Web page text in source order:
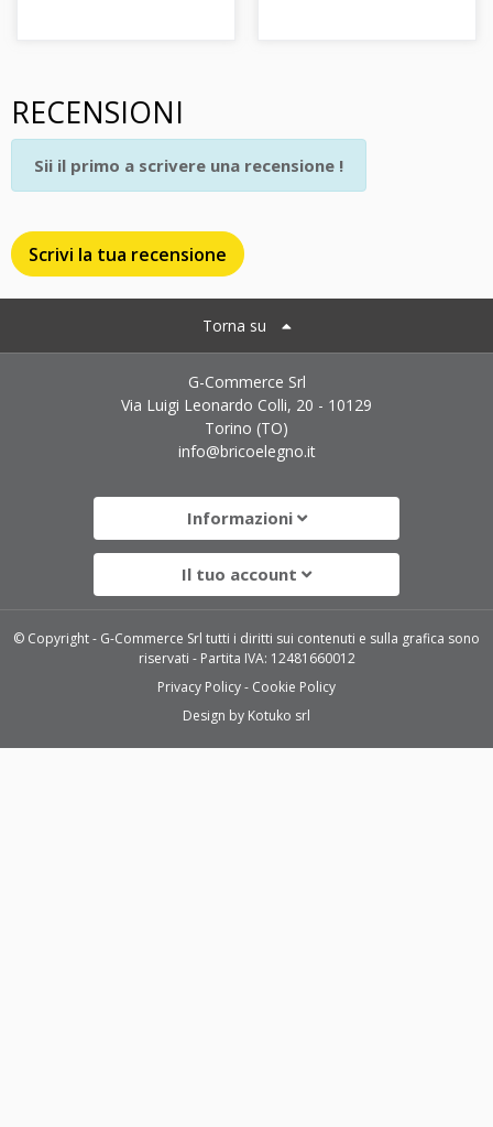
RECENSIONI
Scrivi la tua recensione
Sii il primo a scrivere una recensione !
Torna su
G-Commerce Srl
Via Luigi Leonardo Colli, 20 - 10129
Torino (TO)
info@bricoelegno.it
Informazioni
Il tuo account
© Copyright - G-Commerce Srl tutti i diritti sui contenuti e sulla grafica sono
riservati - Partita IVA: 12481660012
Privacy Policy
Cookie Policy
Design by Kotuko srl